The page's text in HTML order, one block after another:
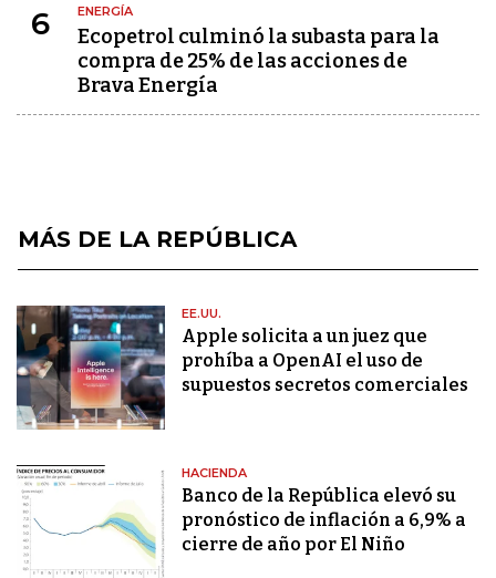
6 ENERGÍA
Ecopetrol culminó la subasta para la
compra de 25% de las acciones de
Brava Energía
MÁS DE LA REPÚBLICA
EE.UU.
Apple solicita a un juez que
prohíba a OpenAI el uso de
supuestos secretos comerciales
HACIENDA
Banco de la República elevó su
pronóstico de inflación a 6,9% a
cierre de año por El Niño